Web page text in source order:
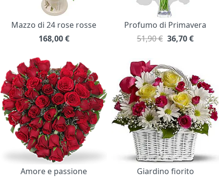
Mazzo di 24 rose rosse
168,00 €
Profumo di Primavera
51,90 € 36,70€
Amore e passione
Giardino fiorito